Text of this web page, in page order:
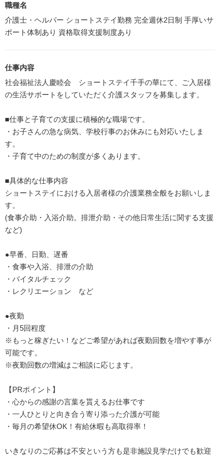
職種名
介護士・ヘルパー ショートステイ勤務 完全週休2日制 手厚いサ
ポート体制あり 資格取得支援制度あり
仕事内容
社会福祉法人慶睦会 ショートステイ千手の華にて、ご入居様
の生活サポートをしていただく介護スタッフを募集します。
■仕事と子育ての支援に積極的な職場です。
・お子さんの急な病気、学校行事のお休みにも対応いたしま
す。
・子育て中のための制度が多くあります。
■具体的な仕事内容
ショートステイにおける入居者様の介護業務全般をお願いしま
す。
(食事介助・入浴介助。排泄介助・その他日常生活に関する支援
など)
●早番、日勤、遅番
・食事や入浴、排泄の介助
・バイタルチェック
・レクリエーション など
●夜勤
・月5回程度
※もっと稼ぎたい！などご希望があれば夜勤回数を増やす事が
可能です。
※夜勤回数の増減はご相談に応じます。
【PRポイント】
・心からの感謝の言葉を貰えるお仕事です
・一人ひとりと向き合う寄り添った介護が可能
・毎月の希望休OK！有給休暇も高取得率！
いきなりのご応募は不安という方も是非施設見学だけでも歓迎